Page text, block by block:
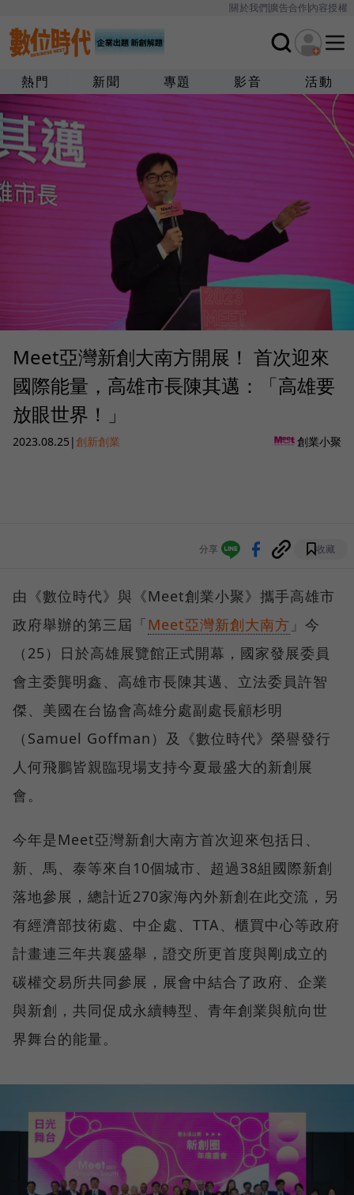
關於我們廣告合作內容授權
熱門 新聞 專題 影音 活動
Meet亞灣新創大南方開展！ 首次迎來
國際能量，高雄市長陳其邁：「高雄要
放眼世界！」
2023.08.25 |創新創業 創業小聚
分享 收藏
由《數位時代》與《Meet創業小聚》攜手高雄市
政府舉辦的第三屆「Meet亞灣新創大南方 」今
（25）日於高雄展覽館正式開幕，國家發展委員
會主委龔明鑫、高雄市長陳其邁、立法委員許智
傑、美國在台協會高雄分處副處長顧杉明
（Samuel Goffman）及《數位時代》榮譽發行
人何飛鵬皆親臨現場支持今夏最盛大的新創展
會。
今年是Meet亞灣新創大南方首次迎來包括日、
新、馬、泰等來自10個城市、超過38組國際新創
落地參展，總計近270家海內外新創在此交流，另
有經濟部技術處、中企處、TTA、櫃買中心等政府
計畫連三年共襄盛舉，證交所更首度與剛成立的
碳權交易所共同參展，展會中結合了政府、企業
與新創，共同促成永續轉型、青年創業與航向世
界舞台的能量。